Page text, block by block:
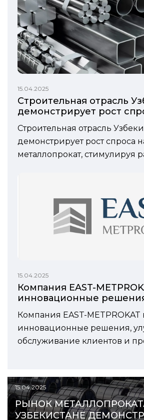
15.04.2025
Строительная отрасль
демонстрирует рост
металлопрокат,
рынка
Строительная отрасль
демонстрирует рост спроса
металлопрокат, стимулируя
15.04.2025
Компания EAST-
инновационные
обслуживание клиентов
современные продукты
Компания EAST-METPROKAT
инновационные решения,
обслуживание клиентов и
15.04.2025
РЫНОК
УЗБЕКИСТАНЕ